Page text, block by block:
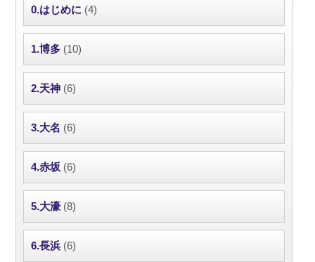
0.はじめに (4)
1.博多 (10)
2.天神 (6)
3.大名 (6)
4.赤坂 (6)
5.大濠 (8)
6.長浜 (6)